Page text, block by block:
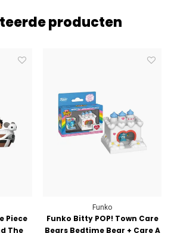
producten
Piece
The
Funko
Funko Bitty POP! Town Care
Bears Bedtime Bear + Care A